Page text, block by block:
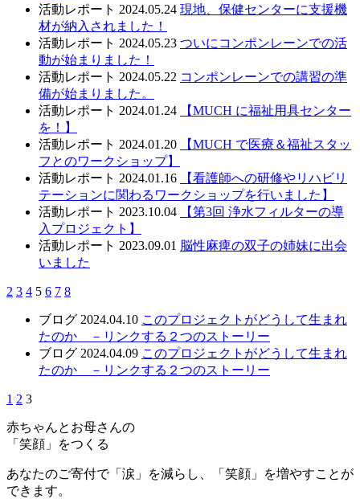
活動レポート 2024.05.24 現地、保健センターに支援機
材が納入されました！
活動レポート 2024.05.23 ついにコンポンレーンでの活
動が始まりました！
活動レポート 2024.05.22 コンポンレーンでの講習の準
備が始まりました。
活動レポート 2024.01.24
【MUCH に福祉用具センター
を！】
活動レポート 2024.01.20
【MUCH で医療＆福祉スタッ
フとのワークショップ】
活動レポート 2024.01.16
【看護師への研修やリハビリ
テーションに関わるワークショップを行いました】
活動レポート 2023.10.04
【第3回 浄水フィルターの導
入プロジェクト】
活動レポート 2023.09.01 脳性麻痺の双子の姉妹に出会
いました
2 3 4 5 6 7 8
ブログ 2024.04.10 このプロジェクトがどうして生まれ
たのか －リンクする２つのストーリー
ブログ 2024.04.09 このプロジェクトがどうして生まれ
たのか －リンクする２つのストーリー
1 2 3
赤ちゃんとお母さんの
「笑顔」をつくる
あなたのご寄付で「涙」を減らし、「笑顔」を増やすことが
できます。